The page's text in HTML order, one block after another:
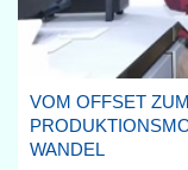
VOM OFFSET
WANDEL